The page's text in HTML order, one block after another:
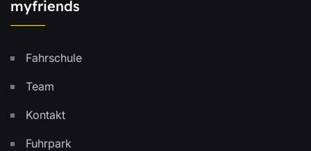
myfriends
Fahrschule
Team
Kontakt
Fuhrpark